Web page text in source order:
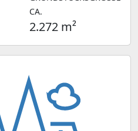
A.
2.272 m²